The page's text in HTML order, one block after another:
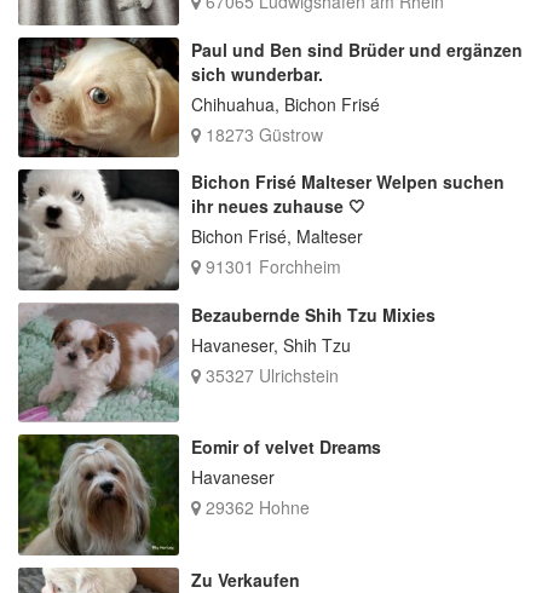
Paul und Ben sind Brüder und ergänzen
sich wunderbar.
Chihuahua, Bichon Frisé
18273 Güstrow
Bichon Frisé Malteser Welpen suchen
ihr neues zuhause 🤍
Bichon Frisé, Malteser
91301 Forchheim
Bezaubernde Shih Tzu Mixies
Havaneser, Shih Tzu
35327 Ulrichstein
Eomir of velvet Dreams
Havaneser
29362 Hohne
Zu Verkaufen